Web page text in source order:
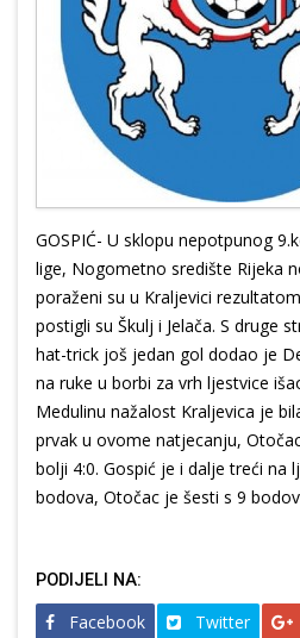
GOSPIĆ- U sklopu nepotpunog
lige, Nogometno središte Rijeka
poraženi su u Kraljevici
postigli su Škulj i Jelača. S druge
hat-trick još jedan gol dodao je
na ruke u borbi za vrh ljestvice
Medulinu nažalost Kraljevica je
prvak u ovome natjecanju,
bolji 4:0. Gospić je i dalje treći na
bodova, Otočac je šesti s 9
PODIJELI NA:
Facebook Twitter